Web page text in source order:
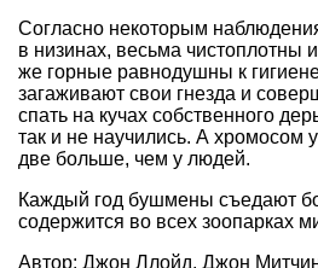
Согласно некоторым
в низинах, весьма чистоплотны
же горные равнодушны к
загаживают свои гнезда и
спать на кучах собственного
так и не научились. А хромосом
две больше, чем у людей.
Каждый год бушмены съедают
содержится во всех зоопарках
Автор: Джон Ллойд, Джон